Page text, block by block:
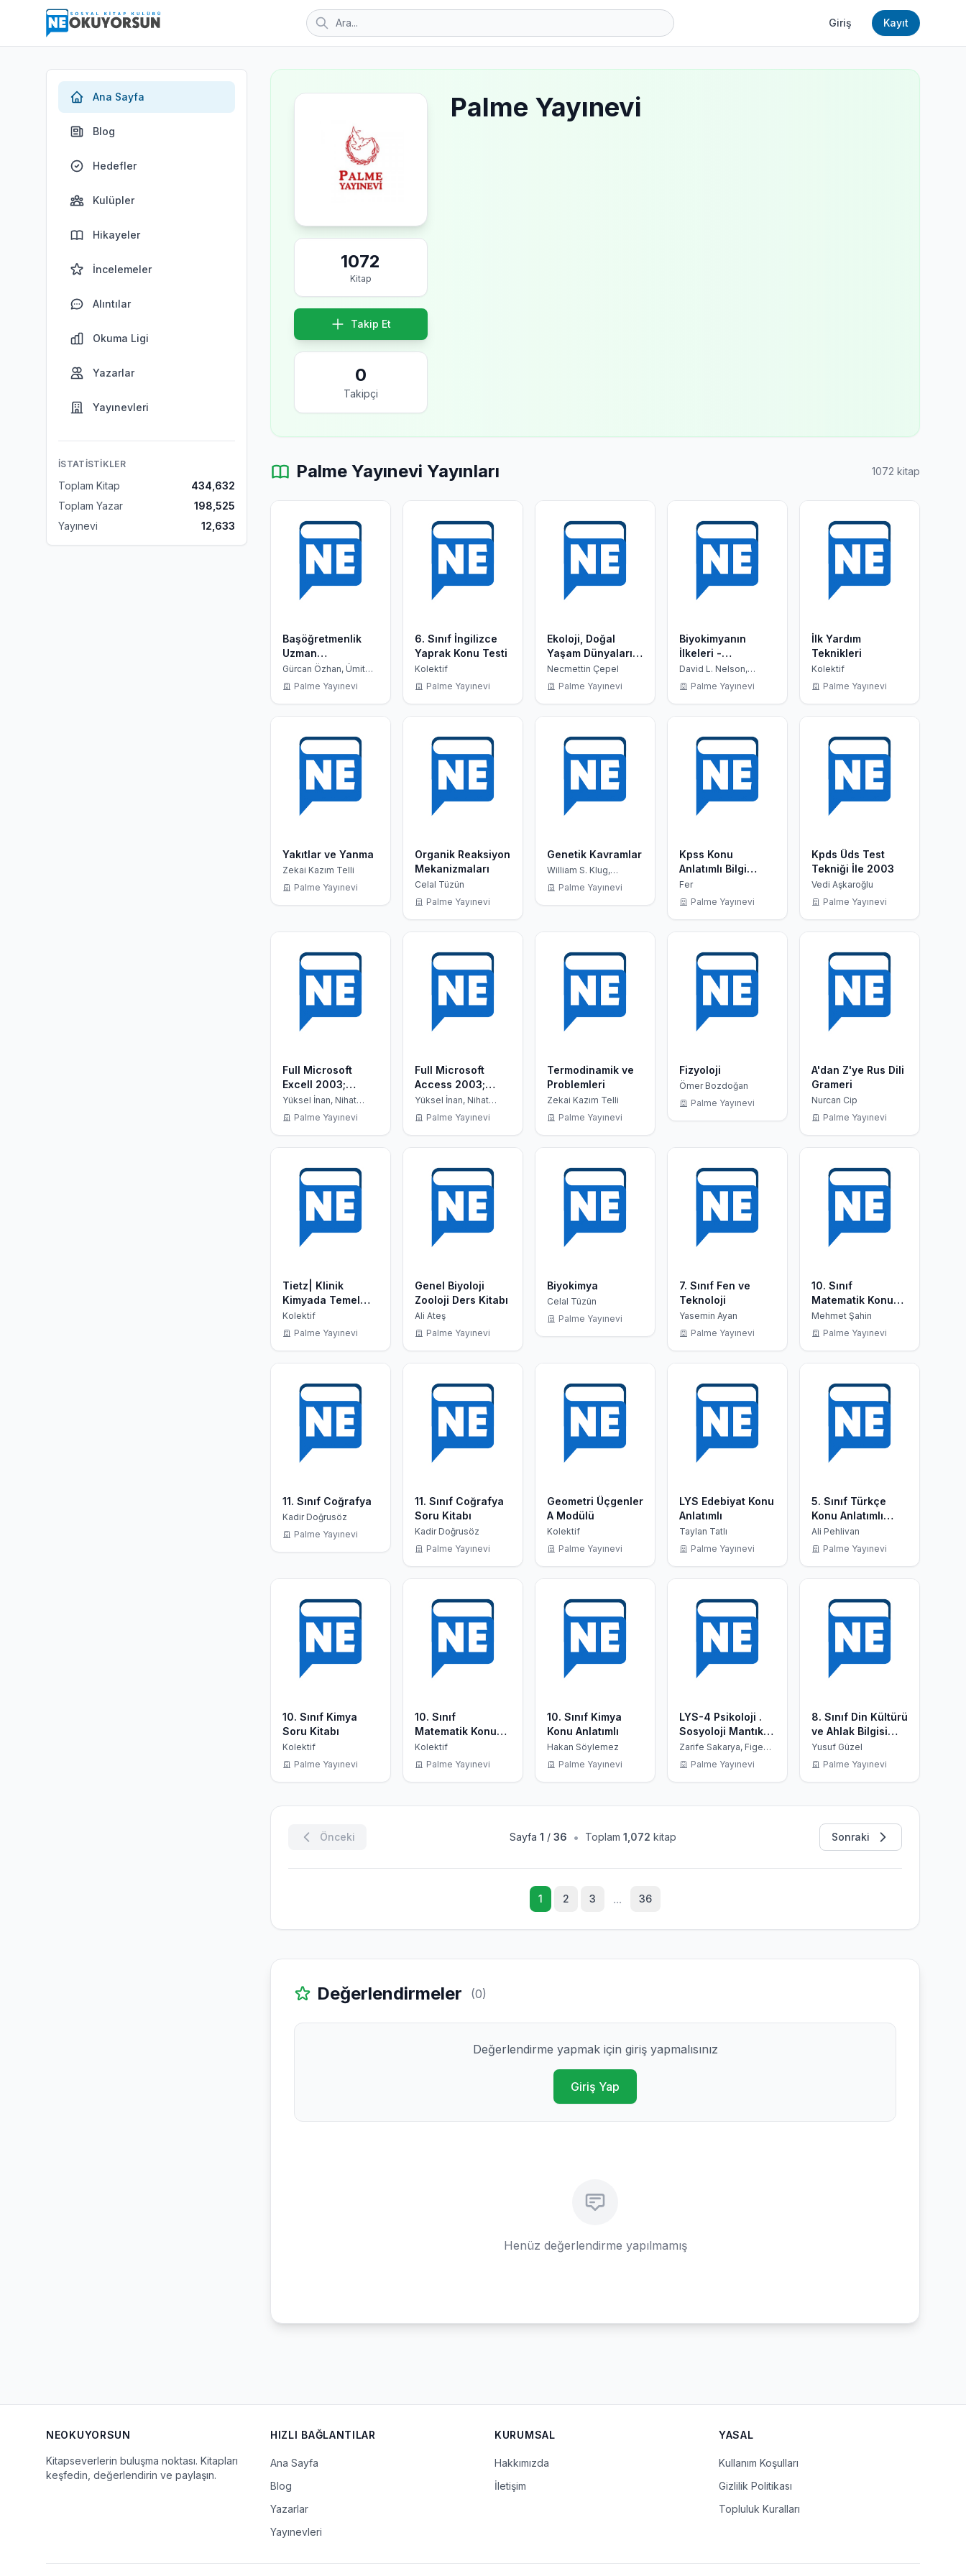
Giriş Kayıt
Ana Sayfa
Blog
Hedefler
Kulüpler
Hikayeler
İncelemeler
Alıntılar
Okuma Ligi
Yazarlar
Yayınevleri
İSTATISTIKLER
Toplam Kitap
434,632
Toplam Yazar
198,525
Yayınevi
12,633
1072
Kitap
Takip Et
0
Takipçi
Palme Yayınevi
Palme Yayınevi Yayınları 1072 kitap
Başöğretmenlik
Uzman
Öğretmenlik
Sınavlarına
Gürcan Özhan, Ümit
Palme Yayınevi
6. Sınıf İngilizce
Yaprak Konu Testi
Kolektif
Palme Yayınevi
Ekoloji, Doğal
Yaşam Dünyaları
ve İnsan
Necmettin Çepel
Palme Yayınevi
Biyokimyanın
İlkeleri -
Lehninger
David L. Nelson,
PROF. DR. NEDRET
KILIÇ
Palme Yayınevi
İlk Yardım
Teknikleri
Kolektif
Palme Yayınevi
Yakıtlar ve Yanma
Zekai Kazım Telli
Palme Yayınevi
Organik Reaksiyon
Mekanizmaları
Celal Tüzün
Palme Yayınevi
Genetik Kavramlar
William S. Klug,
Cihan Öner
Palme Yayınevi
Kpss Konu
Anlatımlı Bilgi
Bankası
Fer
Palme Yayınevi
Kpds Üds Test
Tekniği İle 2003
Vedi Aşkaroğlu
Palme Yayınevi
Full Microsoft
Excell 2003;
Zirvedeki Beyinler
13
Yüksel İnan, Nihat
Palme Yayınevi
Full Microsoft
Access 2003;
Zirvedeki Beyinler
11
Yüksel İnan, Nihat
Palme Yayınevi
Termodinamik ve
Problemleri
Zekai Kazım Telli
Palme Yayınevi
Fizyoloji
Ömer Bozdoğan
Palme Yayınevi
A'dan Z'ye Rus Dili
Grameri
Nurcan Cip
Palme Yayınevi
Tietz| Klinik
Kimyada Temel
İlkeler
Kolektif
Palme Yayınevi
Genel Biyoloji
Zooloji Ders Kitabı
Ali Ateş
Palme Yayınevi
Biyokimya
Celal Tüzün
Palme Yayınevi
7. Sınıf Fen ve
Teknoloji
Yasemin Ayan
Palme Yayınevi
10. Sınıf
Matematik Konu
Kitabı
Mehmet Şahin
Palme Yayınevi
11. Sınıf Coğrafya
Kadir Doğrusöz
Palme Yayınevi
11. Sınıf Coğrafya
Soru Kitabı
Kadir Doğrusöz
Palme Yayınevi
Geometri Üçgenler
A Modülü
Kolektif
Palme Yayınevi
LYS Edebiyat Konu
Anlatımlı
Taylan Tatlı
Palme Yayınevi
5. Sınıf Türkçe
Konu Anlatımlı
Soru Kitabı
Ali Pehlivan
Palme Yayınevi
10. Sınıf Kimya
Soru Kitabı
Kolektif
Palme Yayınevi
10. Sınıf
Matematik Konu
Anlatımlı
Kolektif
Palme Yayınevi
10. Sınıf Kimya
Konu Anlatımlı
Hakan Söylemez
Palme Yayınevi
LYS-4 Psikoloji .
Sosyoloji Mantık
Soru
Zarife Sakarya, Figen
Palme Yayınevi
8. Sınıf Din Kültürü
ve Ahlak Bilgisi
Soru Kitabı; Okula
Yardımcı TEOG
Yusuf Güzel
Palme Yayınevi
Önceki Sayfa 1 / 36 • Toplam 1,072 kitap Sonraki
1 2 3 ... 36
Değerlendirmeler (0)
Değerlendirme yapmak için giriş yapmalısınız
Giriş Yap
Henüz değerlendirme yapılmamış
NEOKUYORSUN
Kitapseverlerin buluşma noktası. Kitapları
keşfedin, değerlendirin ve paylaşın.
HIZLI BAĞLANTILAR
Ana Sayfa
Blog
Yazarlar
Yayınevleri
KURUMSAL
Hakkımızda
İletişim
YASAL
Kullanım Koşulları
Gizlilik Politikası
Topluluk Kuralları